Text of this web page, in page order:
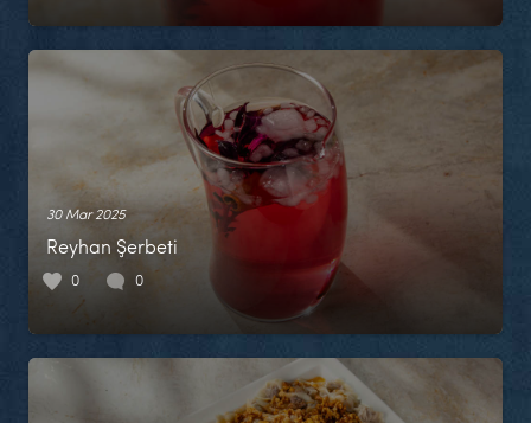
30 Mar 2025
Reyhan Şerbeti
0 0